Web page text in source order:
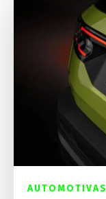
AUTOMOTIVAS